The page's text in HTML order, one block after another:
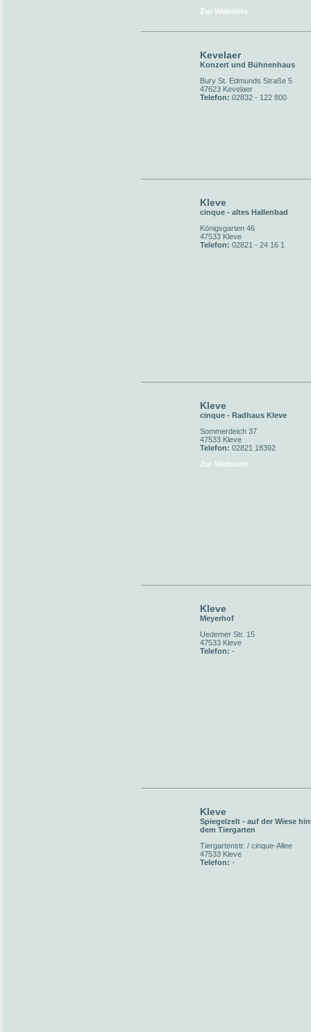
Zur Webseite
Kevelaer
Konzert und Bühnenhaus
Bury St. Edmunds Straße 5
47623 Kevelaer
Telefon: 02832 - 122 800
Kleve
cinque - altes Hallenbad
Königsgarten 46
47533 Kleve
Telefon: 02821 - 24 16 1
Kleve
cinque - Radhaus Kleve
Sommerdeich 37
47533 Kleve
Telefon: 02821 18392
Zur Webseite
Kleve
Meyerhof
Uedemer Str. 15
47533 Kleve
Telefon: -
Kleve
Spiegelzelt - auf der Wiese
dem Tiergarten
Tiergartenstr. / cinque-Allee
47533 Kleve
Telefon: -